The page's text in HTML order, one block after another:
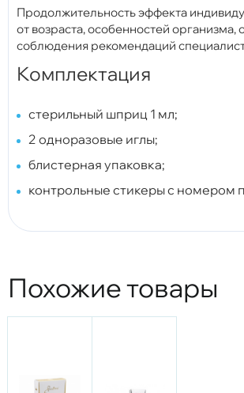
Продолжительность эффекта
от возраста, особенностей организма,
соблюдения рекомендаций
Комплектация
стерильный шприц 1 мл;
2 одноразовые иглы;
блистерная упаковка;
контрольные стикеры с номером
Похожие товары